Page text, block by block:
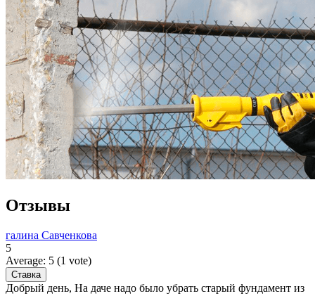
Отзывы
галина Савченкова
5
Average: 5 (1 vote)
Добрый день, На даче надо было убрать старый фундамент из